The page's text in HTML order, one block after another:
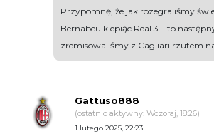
Przypomnę, że jak rozegraliśmy
Bernabeu klepiąc Real 3-1 to
zremisowaliśmy z Cagliari rzutem
Gattuso888
(ostatnio aktywny: Wczoraj, 18:26)
1 lutego 2025, 22:23